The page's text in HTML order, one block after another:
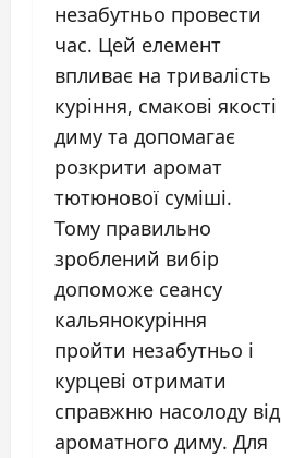
незабутньо провести
час. Цей елемент
впливає на тривалість
куріння, смакові якості
диму та допомагає
розкрити аромат
тютюнової суміші.
Тому правильно
зроблений вибір
допоможе сеансу
кальянокуріння
пройти незабутньо і
курцеві отримати
справжню насолоду від
ароматного диму. Для